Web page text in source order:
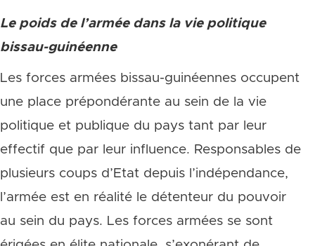
Le poids de l’armée dans la vie politique
bissau-guinéenne
Les forces armées bissau-guinéennes occupent
une place prépondérante au sein de la vie
politique et publique du pays tant par leur
effectif que par leur influence. Responsables de
plusieurs coups d’Etat depuis l’indépendance,
l’armée est en réalité le détenteur du pouvoir
au sein du pays. Les forces armées se sont